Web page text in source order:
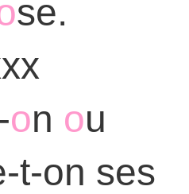
se.
on ou
t-on ses